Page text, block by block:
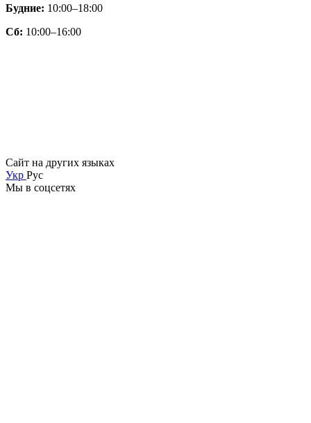
Будние: 10:00–18:00
Сб: 10:00–16:00
Сайт на других языках
Укр Рус
Мы в соцсетях